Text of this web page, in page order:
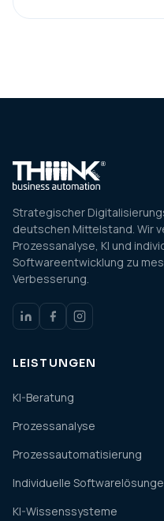
Strategischer
deutschen Mittelstand. Wir
Prozessanalyse, KI und
Softwareentwicklung zu
Verbesserung.
LEISTUNGEN
KI-Beratung
Prozessanalyse
Prozessautomatisierung
Individuelle
KI-Wissenssysteme